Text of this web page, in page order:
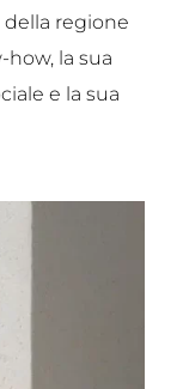
della regione
la sua
e la sua